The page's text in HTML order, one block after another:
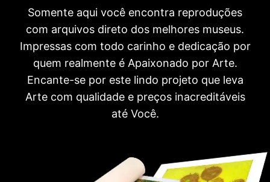
Somente aqui você encontra reproduções
com arquivos direto dos melhores museus.
Impressas com todo carinho e dedicação por
quem realmente é Apaixonado por Arte.
Encante-se por este lindo projeto que leva
Arte com qualidade e preços inacreditáveis
até Você.